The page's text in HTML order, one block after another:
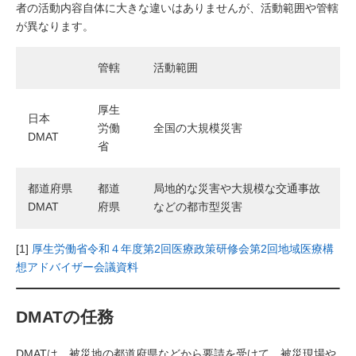
者の活動内容自体に大きな違いはありませんが、活動範囲や管轄
が異なります。
管轄 活動範囲
日本
DMAT
厚生
労働
省
全国の大規模災害
都道府県
DMAT
都道
府県
局地的な災害や大規模な交通事故
などの都市型災害
[1] 厚生労働省令和４年度第2回医療政策研修会第2回地域医療構
想アドバイザー会議資料
DMATの任務
DMATは、被災地の都道府県などから要請を受けて、被災現場や